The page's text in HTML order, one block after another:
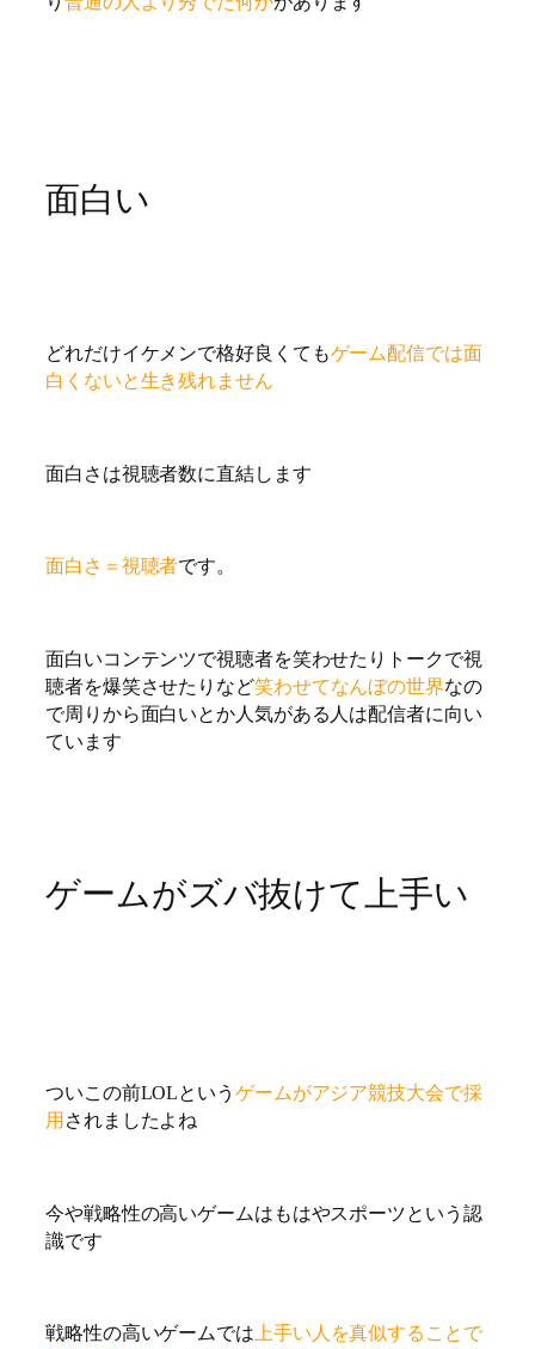
面白い
どれだけイケメンで格好良くてもゲーム配信では面
白くないと生き残れません
面白さは視聴者数に直結します
面白さ＝視聴者です。
面白いコンテンツで視聴者を笑わせたりトークで視
聴者を爆笑させたりなど笑わせてなんぼの世界なの
で周りから面白いとか人気がある人は配信者に向い
ています
ゲームがズバ抜けて上手い
ついこの前LOLという ゲームがアジア競技大会で採
用 されましたよね
今や戦略性の高いゲームはもはやスポーツという認
識です
戦略性の高いゲームでは上手い人を真似することで